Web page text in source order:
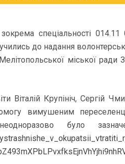
зокрема спеціальності
до надання
міської ради
Віталій Крупініч, Сергій
вимушеним
було